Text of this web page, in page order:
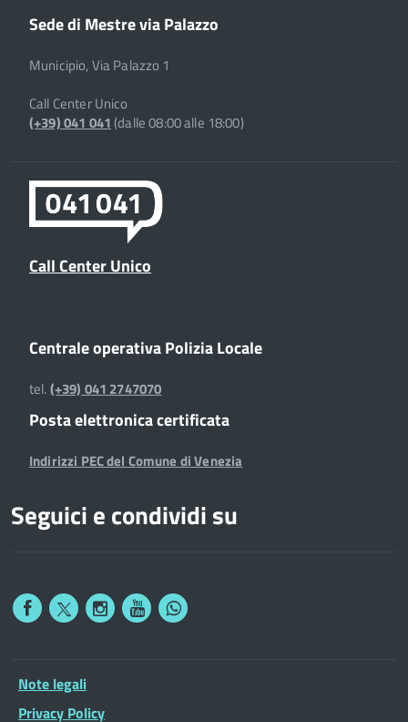
Sede di Mestre via Palazzo
Municipio, Via Palazzo 1
Call Center Unico
(+39) 041 041(dalle 08:00 alle 18:00)
Call Center Unico
Centrale operativa Polizia Locale
tel.(+39) 041 2747070
Posta elettronica certificata
Indirizzi PEC del Comune di Venezia
Seguici e condividi su
Note legali
Privacy Policy